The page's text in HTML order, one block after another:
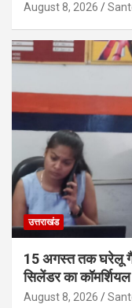
August 8, 2026
उत्तराखंड
15 अगस्त तक घरेलू
सिलेंडर का
August 8, 2026